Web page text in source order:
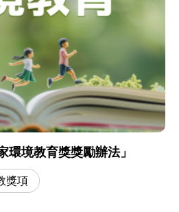
環境教育獎獎勵辦法」
獎項